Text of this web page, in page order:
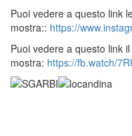
Puoi vedere a questo link
mostra:: https://
Puoi vedere a questo link
mostra: https://fb.watch/